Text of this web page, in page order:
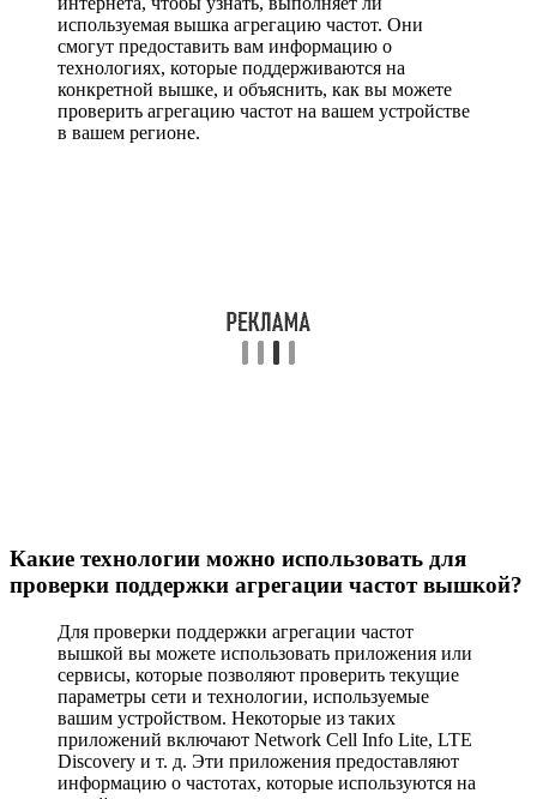
используемая вышка агрегацию частот. Они
смогут предоставить вам информацию о
технологиях, которые поддерживаются на
конкретной вышке, и объяснить, как вы можете
проверить агрегацию частот на вашем устройстве
в вашем регионе.
Какие технологии можно использовать для
проверки поддержки агрегации частот вышкой?
Для проверки поддержки агрегации частот
вышкой вы можете использовать приложения или
сервисы, которые позволяют проверить текущие
параметры сети и технологии, используемые
вашим устройством. Некоторые из таких
приложений включают Network Cell Info Lite, LTE
Discovery и т. д. Эти приложения предоставляют
информацию о частотах, которые используются на